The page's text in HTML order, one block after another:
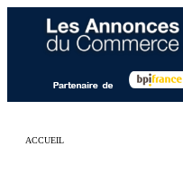
ACCUEIL
Panneau de gestion des